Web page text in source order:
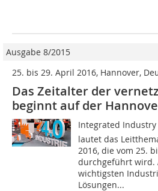
Ausgabe 8/2015
25. bis 29. April 2016, Hannover,
Das Zeitalter der
beginnt auf der
Integrated Industry
lautet das
2016, die vom 25.
durchgeführt wird.
wichtigsten
Lösungen...